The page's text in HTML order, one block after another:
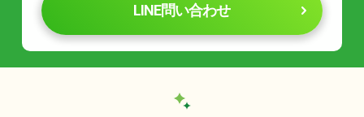
LINE問い合わせ